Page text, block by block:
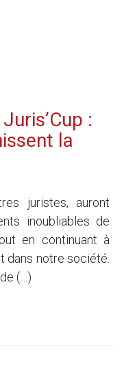
:
la
juristes, auront
inoubliables de
en continuant à
dans notre société.
(…)